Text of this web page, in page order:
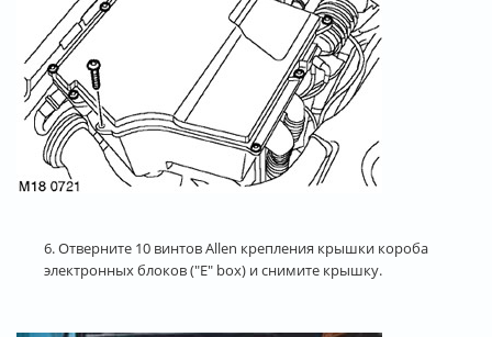
6. Отверните 10 винтов Allen крепления крышки короба
электронных блоков ("E" box) и снимите крышку.